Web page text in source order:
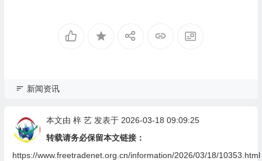
新闻资讯
本文由 梓 艺发表于 2026-03-18 09:09:25
转载请务必保留本文链接：
https://www.freetradenet.org.cn/information/2026/03/18/10353.html